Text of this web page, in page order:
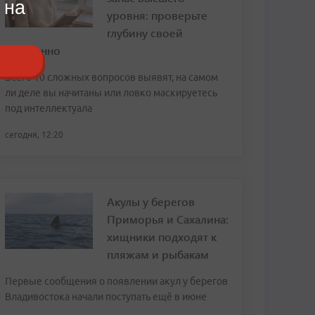
уровня: проверьте
глубину своей
начитанно
Всего 10 сложных вопросов выявят, на самом
ли деле вы начитаны или ловко маскируетесь
под интеллектуала
сегодня, 12:20
Акулы у берегов
Приморья и Сахалина:
хищники подходят к
пляжам и рыбакам
Первые сообщения о появлении акул у берегов
Владивостока начали поступать ещё в июне